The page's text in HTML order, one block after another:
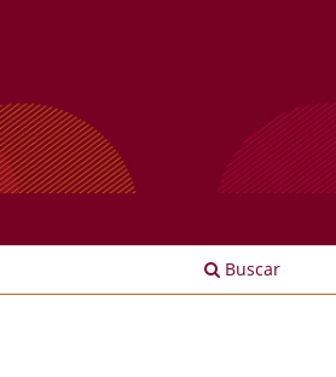
Buscar